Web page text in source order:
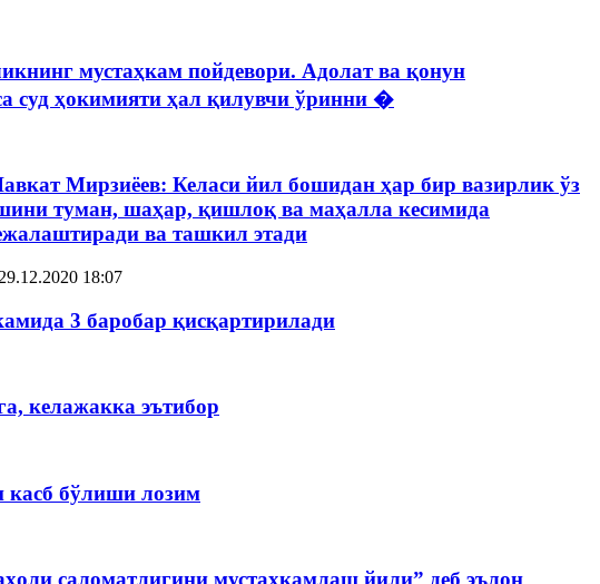
мустаҳкам пойдевори. Адолат ва қонун
суд ҳокимияти ҳал қилувчи ўринни �
Мирзиёев: Келаси йил бошидан ҳар бир вазирлик ўз
туман, шаҳар, қишлоқ ва маҳалла кесимида
ва ташкил этади
29.12.2020 18:07
3 баробар қисқартирилади
келажакка эътибор
касб бўлиши лозим
саломатлигини мустаҳкамлаш йили” деб эълон